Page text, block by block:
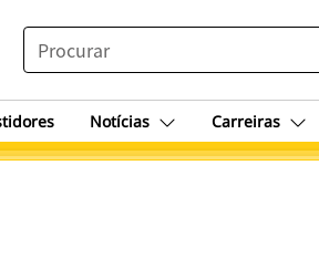
SEARCH
Notícias Carreiras